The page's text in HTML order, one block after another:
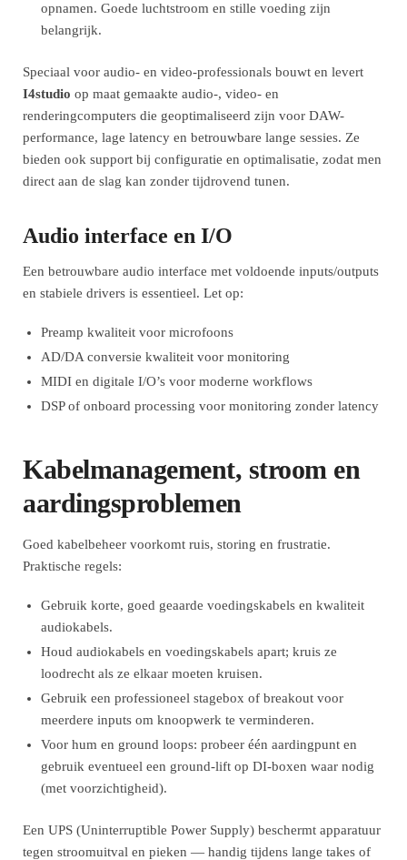
opnamen. Goede luchtstroom en stille voeding zijn
belangrijk.
Speciaal voor audio- en video-professionals bouwt en levert
I4studio op maat gemaakte audio-, video- en
renderingcomputers die geoptimaliseerd zijn voor DAW-
performance, lage latency en betrouwbare lange sessies. Ze
bieden ook support bij configuratie en optimalisatie, zodat men
direct aan de slag kan zonder tijdrovend tunen.
Audio interface en I/O
Een betrouwbare audio interface met voldoende inputs/outputs
en stabiele drivers is essentieel. Let op:
Preamp kwaliteit voor microfoons
AD/DA conversie kwaliteit voor monitoring
MIDI en digitale I/O’s voor moderne workflows
DSP of onboard processing voor monitoring zonder latency
Kabelmanagement, stroom en
aardingsproblemen
Goed kabelbeheer voorkomt ruis, storing en frustratie.
Praktische regels:
Gebruik korte, goed geaarde voedingskabels en kwaliteit
audiokabels.
Houd audiokabels en voedingskabels apart; kruis ze
loodrecht als ze elkaar moeten kruisen.
Gebruik een professioneel stagebox of breakout voor
meerdere inputs om knoopwerk te verminderen.
Voor hum en ground loops: probeer één aardingpunt en
gebruik eventueel een ground-lift op DI-boxen waar nodig
(met voorzichtigheid).
Een UPS (Uninterruptible Power Supply) beschermt apparatuur
tegen stroomuitval en pieken — handig tijdens lange takes of